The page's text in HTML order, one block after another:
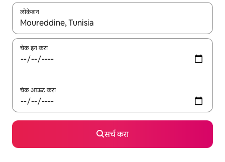
लोकेशन
जेव्हा परिणाम उपलब्ध असतील, तेव्हा वरच्या आणि खाली बाणांच्या किजसह
चेक इन करा
चेक आऊट करा
सर्च करा